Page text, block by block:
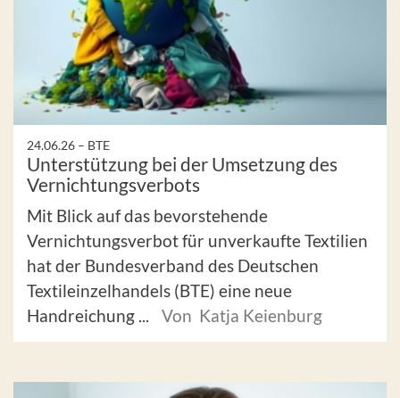
24.06.26 – BTE
Unterstützung bei der Umsetzung des
Vernichtungsverbots
Mit Blick auf das bevorstehende
Vernichtungsverbot für unverkaufte Textilien
hat der Bundesverband des Deutschen
Textileinzelhandels (BTE) eine neue
Handreichung ...
Von Katja Keienburg